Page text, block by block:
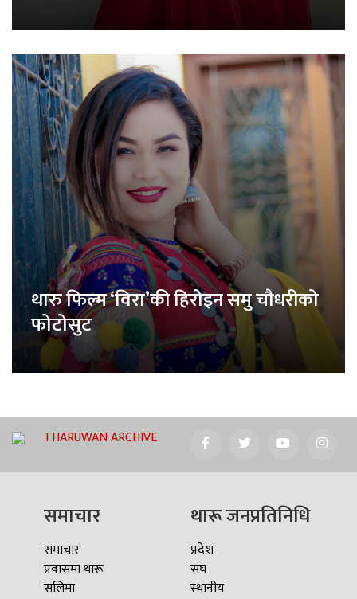
थारु फिल्म ‘विरा’की हिरोइन समु चौधरीको
फोटोसुट
THARUWAN ARCHIVE
समाचार
समाचार
प्रवासमा थारू
सलिमा
थारू जनप्रतिनिधि
प्रदेश
संघ
स्थानीय